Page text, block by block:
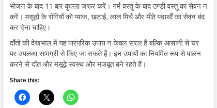
भोजन के बाद 11 बार कुल्ला जरूर करें। गर्म वस्तु के बाद ठण्डी वस्तु का सेवन न
करें। मसूढ़ों के रोगियों को प्याज, खटाई, लाल मिर्च और मीठे पदार्थों का सेवन बंद
कर देना चाहिए।
दाँतों की देखभाल में यह पारंपरिक उपाय न केवल सरल हैं बल्कि आसानी से घर
पर उपलब्ध सामग्री से किए जा सकते हैं। इन उपायों का नियमित रूप से पालन
करने से दाँत और मसूढ़े स्वस्थ और मजबूत बने रहते हैं।
Share this: